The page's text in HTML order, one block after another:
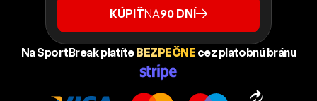
KÚPIŤNA90 DNÍ
Na SportBreak platíteBEZPEČNE cez platobnú bránu